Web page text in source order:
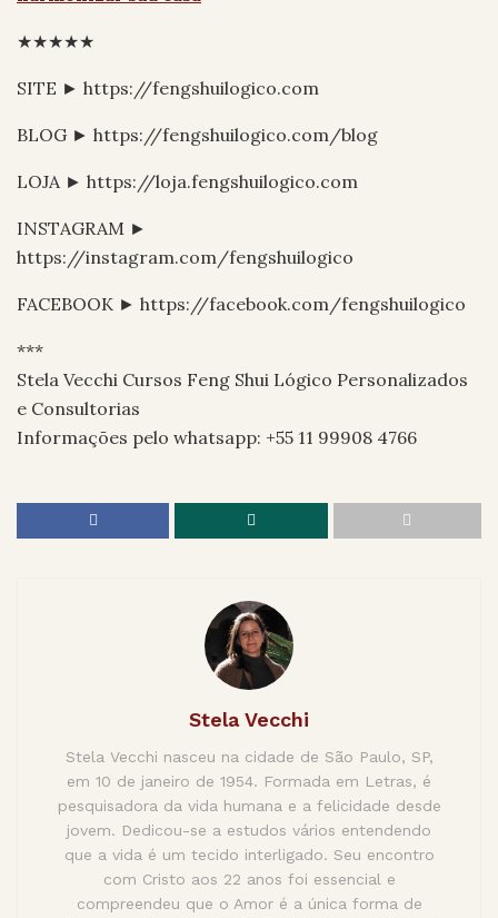
★★★★★
SITE ► https://fengshuilogico.com
BLOG ► https://fengshuilogico.com/blog
LOJA ► https://loja.fengshuilogico.com
INSTAGRAM ►
https://instagram.com/fengshuilogico
FACEBOOK ► https://facebook.com/fengshuilogico
***
Stela Vecchi Cursos Feng Shui Lógico Personalizados
e Consultorias
Informações pelo whatsapp: +55 11 99908 4766
Stela Vecchi
Stela Vecchi nasceu na cidade de São Paulo, SP,
em 10 de janeiro de 1954. Formada em Letras, é
pesquisadora da vida humana e a felicidade desde
jovem. Dedicou-se a estudos vários entendendo
que a vida é um tecido interligado. Seu encontro
com Cristo aos 22 anos foi essencial e
compreendeu que o Amor é a única forma de